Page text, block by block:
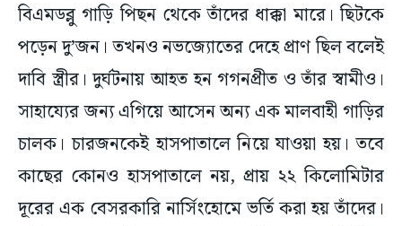
বিএমডব্লু গাড়ি পিছন থেকে তাঁদের ধাক্কা মারে। ছিটকে
পড়েন দু’জন। তখনও নভজ্যোতের দেহে প্রাণ ছিল বলেই
দাবি স্ত্রীর। দুর্ঘটনায় আহত হন গগনপ্রীত ও তাঁর স্বামীও।
সাহায্যের জন্য এগিয়ে আসেন অন্য এক মালবাহী গাড়ির
চালক। চারজনকেই হাসপাতালে নিয়ে যাওয়া হয়। তবে
কাছের কোনও হাসপাতালে নয়, প্রায় ২২ কিলোমিটার
দূরের এক বেসরকারি নার্সিংহোমে ভর্তি করা হয় তাঁদের।